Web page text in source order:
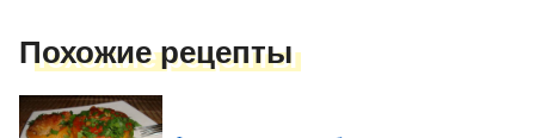
Похожие рецепты